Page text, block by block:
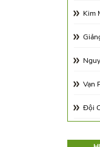
Kim
Vạn
Đội